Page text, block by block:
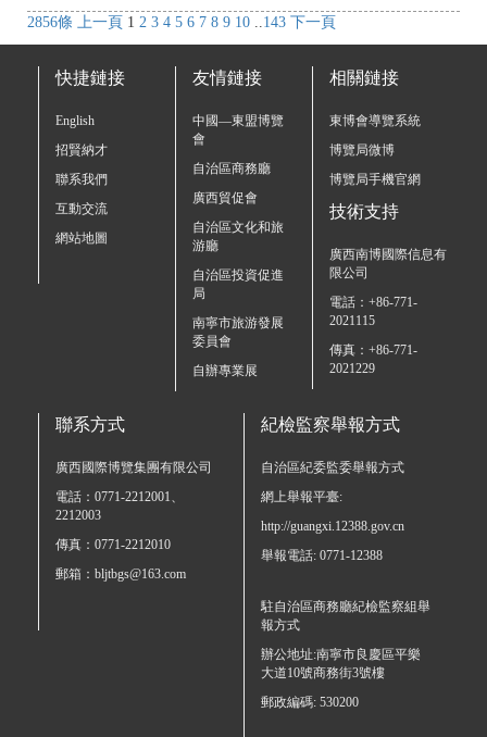
2856條 上一頁 1 2 3 4 5 6 7 8 9 10 143 下一頁
快捷鏈接
English
招賢納才
聯系我們
互動交流
網站地圖
友情鏈接
中國—東盟博覽
會
自治區商務廳
廣西貿促會
自治區文化和旅
游廳
自治區投資促進
局
南寧市旅游發展
委員會
自辦專業展
相關鏈接
東博會導覽系統
博覽局微博
博覽局手機官網
技術支持
廣西南博國際信息有
限公司
電話：+86-771-
2021115
傳真：+86-771-
2021229
聯系方式
廣西國際博覽集團有限公司
電話：0771-2212001、
2212003
傳真：0771-2212010
郵箱：bljtbgs@163.com
紀檢監察舉報方式
自治區紀委監委舉報方式
網上舉報平臺:
http://guangxi.12388.gov.cn
舉報電話: 0771-12388
駐自治區商務廳紀檢監察組舉
報方式
辦公地址:南寧市良慶區平樂
大道10號商務街3號樓
郵政編碼: 530200